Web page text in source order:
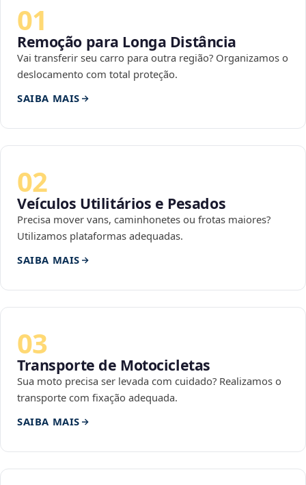
01
Remoção para Longa Distância
Vai transferir seu carro para outra região? Organizamos o
deslocamento com total proteção.
SAIBA MAIS
02
Veículos Utilitários e Pesados
Precisa mover vans, caminhonetes ou frotas maiores?
Utilizamos plataformas adequadas.
SAIBA MAIS
03
Transporte de Motocicletas
Sua moto precisa ser levada com cuidado? Realizamos o
transporte com fixação adequada.
SAIBA MAIS